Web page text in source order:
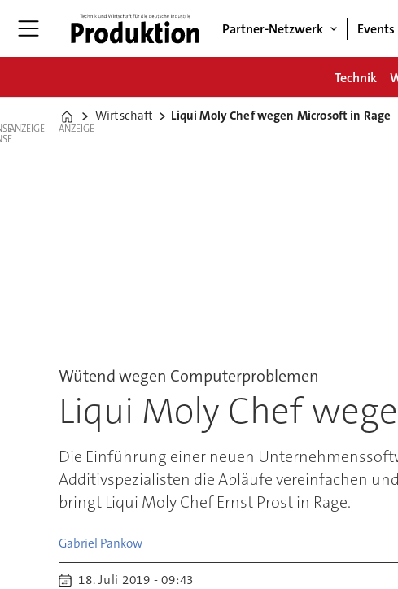
Partner-Netzwerk Events
Technik
Home
Wirtschaft Liqui Moly Chef wegen Microsoft in Rage
ANZEIGE ANZEIGE
Wütend wegen Computerproblemen
Liqui Moly Chef
Die Einführung einer neuen
Additivspezialisten die Abläufe vereinfachen
bringt Liqui Moly Chef Ernst Prost in Rage.
Gabriel Pankow
18. Juli 2019 - 09:43